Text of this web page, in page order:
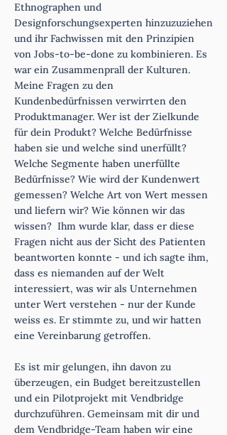
Ethnographen und
Designforschungsexperten hinzuzuziehen
und ihr Fachwissen mit den Prinzipien
von Jobs-to-be-done zu kombinieren. Es
war ein Zusammenprall der Kulturen.
Meine Fragen zu den
Kundenbedürfnissen verwirrten den
Produktmanager. Wer ist der Zielkunde
für dein Produkt? Welche Bedürfnisse
haben sie und welche sind unerfüllt?
Welche Segmente haben unerfüllte
Bedürfnisse? Wie wird der Kundenwert
gemessen? Welche Art von Wert messen
und liefern wir? Wie können wir das
wissen? Ihm wurde klar, dass er diese
Fragen nicht aus der Sicht des Patienten
beantworten konnte - und ich sagte ihm,
dass es niemanden auf der Welt
interessiert, was wir als Unternehmen
unter Wert verstehen - nur der Kunde
weiss es. Er stimmte zu, und wir hatten
eine Vereinbarung getroffen.
Es ist mir gelungen, ihn davon zu
überzeugen, ein Budget bereitzustellen
und ein Pilotprojekt mit Vendbridge
durchzuführen. Gemeinsam mit dir und
dem Vendbridge-Team haben wir eine